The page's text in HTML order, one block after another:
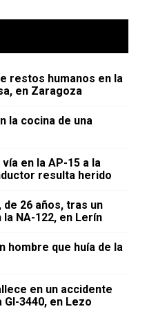
restos humanos en la
en Zaragoza
la cocina de una
en la AP-15 a la
resulta herido
26 años, tras un
NA-122, en Lerín
hombre que huía de la
en un accidente
3440, en Lezo